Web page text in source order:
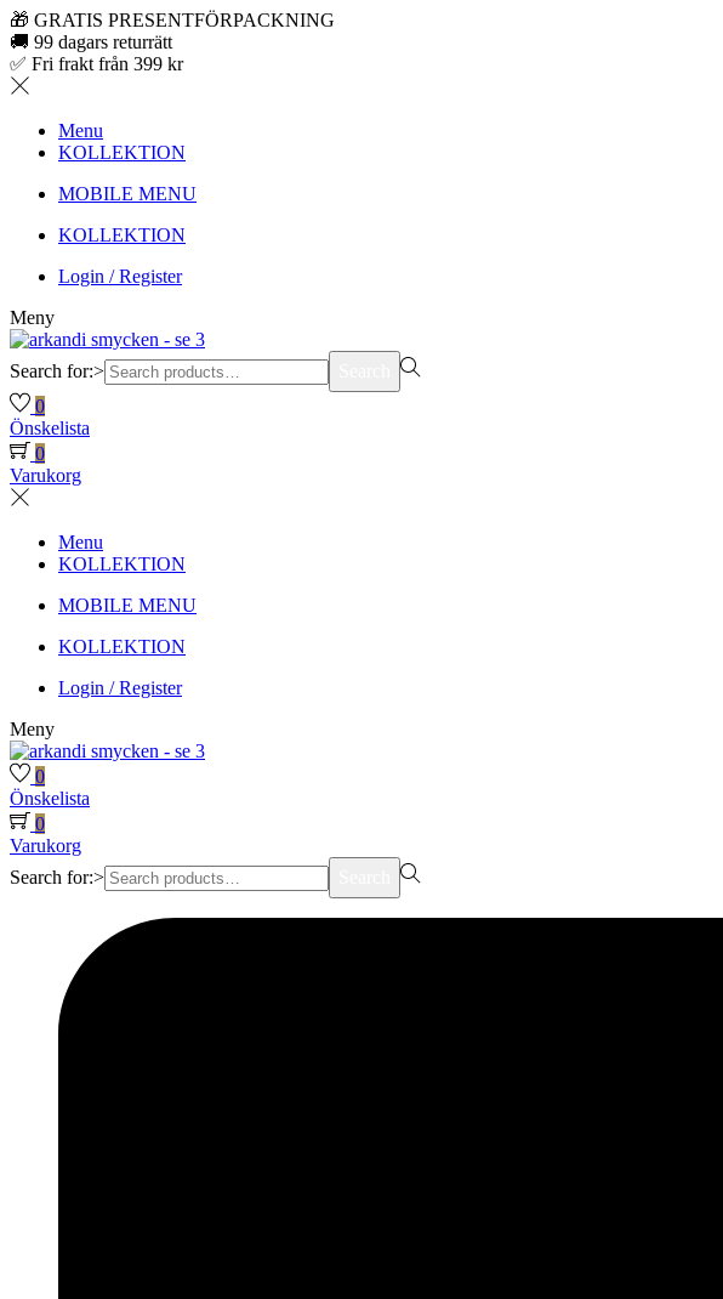
🎁 GRATIS PRESENTFÖRPACKNING
🚚 99 dagars returrätt
✅ Fri frakt från 399 kr
Menu
KOLLEKTION
MOBILE MENU
KOLLEKTION
Login / Register
Meny
Search for:>
0
Önskelista
0
Varukorg
Menu
KOLLEKTION
MOBILE MENU
KOLLEKTION
Login / Register
Meny
0
Önskelista
0
Varukorg
Search for:>